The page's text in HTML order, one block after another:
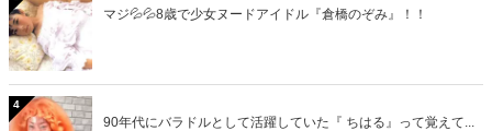
マジ💦💦8歳で少女ヌードアイドル『倉橋のぞみ』！！
4
90年代にバラドルとして活躍していた『 ちはる』って覚えて...